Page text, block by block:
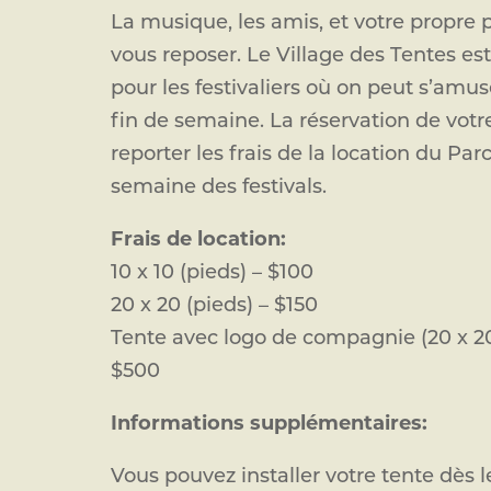
La musique, les amis, et votre propre
vous reposer. Le Village des Tentes
pour les festivaliers où on peut
fin de semaine. La réservation de
reporter les frais de la location du
semaine des festivals.
Frais de location:
10 x 10 (pieds) – $100
20 x 20 (pieds) – $150
Tente avec logo de compagnie (20 x
$500
Informations supplémentaires:
Vous pouvez installer votre tente dès